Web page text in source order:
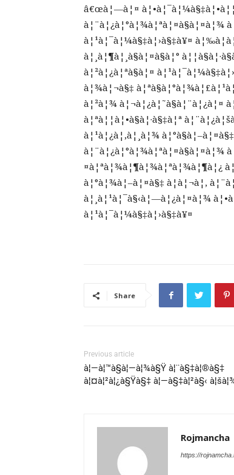
â€œà¦—à¦¤
à¦¨à¦¿à¦°à¦¾à¦ªà¦¤à§à¦¤à¦¾
à¦¹à¦¯à¦¼à§‡à¦›à§‡à¥¤
à¦¸à¦¶à¦¸à§à¦¤à§à¦°
à¦²à¦¿à¦ªà§à¦¤
à¦¾à¦¬à§‡
à¦²à¦¾ à¦¬à¦¿à¦˜à§à¦¨à¦¿à¦¤
à¦ªà¦¦à¦•à§à¦·à§‡à¦ª
à¦¹à¦¿à¦‚à¦¸à¦¾
à¦¨à¦¿à¦°à¦¾à¦ªà¦¤à§à¦¤à¦¾
¤à¦ªà¦¾à¦¶à¦¾à¦ªà¦¾à¦¶à¦¿
à¦°à¦¾à¦–à¦¤à§‡ à¦à¦¬à¦‚
à¦¸à¦¹à¦¯à§‹à¦—à¦¿à¦¤à¦¾
à¦¹à¦¯à¦¼à§‡à¦›à§‡à¥¤
Share
Previous article
à¦—à¦™à§à¦—à¦¾à§Ÿ à¦¨à§‡à¦®à§‡
à¦¤à¦²à¦¿à§Ÿà§‡ à¦—à§‡à¦²à§‹
Rojmancha
https://